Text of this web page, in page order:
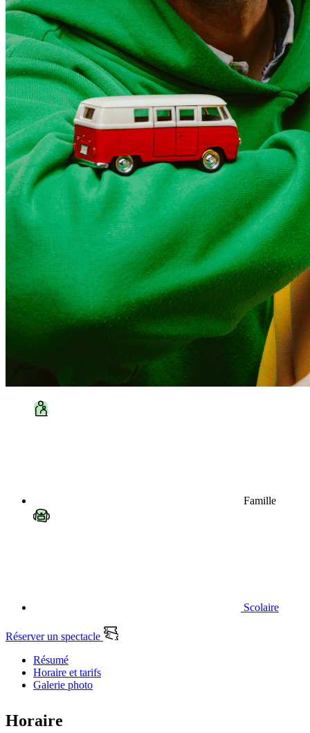
Famille
Scolaire
Réserver un spectacle
Résumé
Horaire et tarifs
Galerie photo
Horaire